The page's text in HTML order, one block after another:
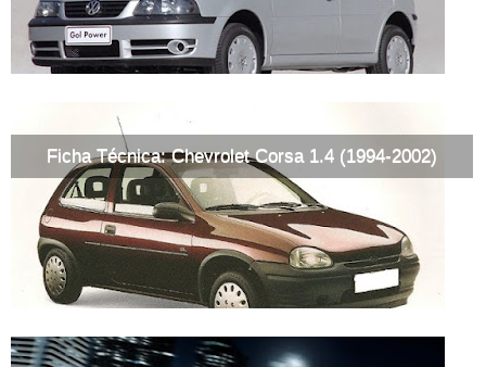
Ficha Técnica: Chevrolet Corsa 1.4 (1994-2002)